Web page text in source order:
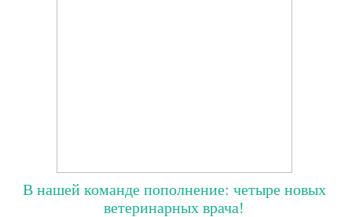
В нашей команде пополнение: четыре новых
ветеринарных врача!